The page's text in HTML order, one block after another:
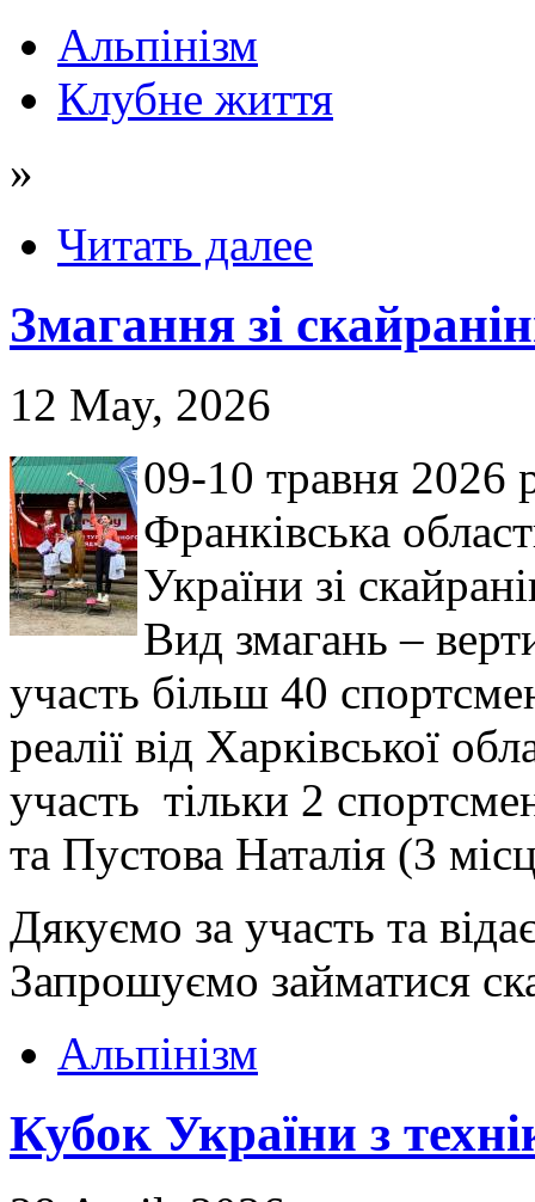
Альпінізм
Клубне життя
»
Читать далее
Змагання зі
12 May, 2026
09-10 травня 2026
Франківська
України зі
Вид змагань –
участь більш 40
реалії від Харківської
участь тільки 2
та Пустова Наталія (3
Дякуємо за участь та
Запрошуємо займатися
Альпінізм
Кубок України з